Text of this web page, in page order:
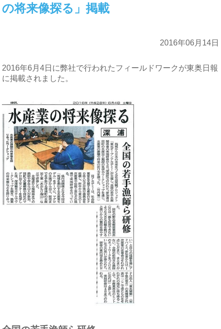
の将来像探る」掲載
2016年06月14日
2016年6月4日に弊社で行われたフィールドワークが東奥日報
に掲載されました。